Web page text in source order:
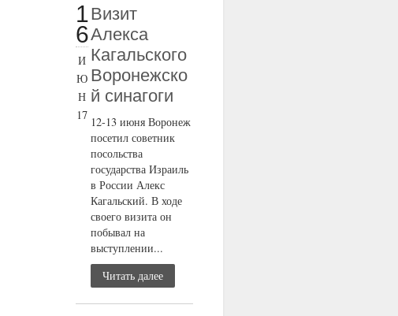
1
6
И
Ю
Н
17
Визит
Алекса
Кагальского
Воронежско
й синагоги
12-13 июня Воронеж
посетил советник
посольства
государства Израиль
в России Алекс
Кагальский. В ходе
своего визита он
побывал на
выступлении...
Читать далее